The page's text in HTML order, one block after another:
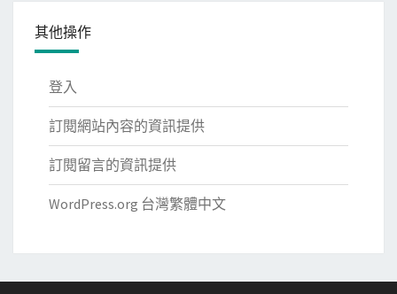
其他操作
登入
訂閱網站內容的資訊提供
訂閱留言的資訊提供
WordPress.org 台灣繁體中文